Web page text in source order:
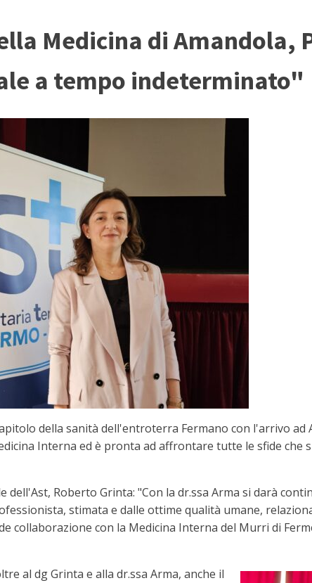
Medicina di Amandola,
a tempo indeterminato"
della sanità dell'entroterra Fermano con l'arrivo ad
Interna ed è pronta ad affrontare tutte le sfide
Roberto Grinta: "Con la dr.ssa Arma si darà
stimata e dalle ottime qualità umane,
collaborazione con la Medicina Interna del Murri di
al dg Grinta e alla dr.ssa Arma, anche il